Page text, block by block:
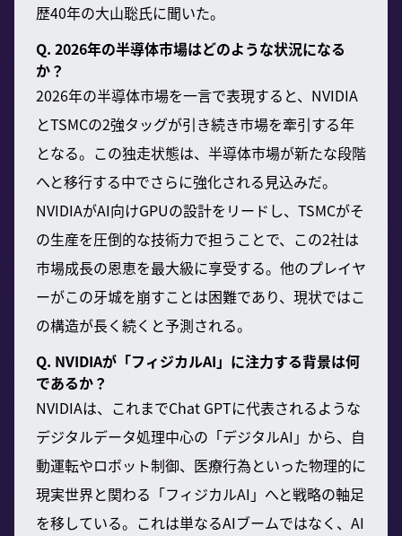
歴40年の大山聡氏に聞いた。
Q. 2026年の半導体市場はどのような状況になる
か？
2026年の半導体市場を一言で表現すると、NVIDIA
とTSMCの2強タッグが引き続き市場を牽引する年
となる。この独走状態は、半導体市場が新たな段階
へと移行する中でさらに強化される見込みだ。
NVIDIAがAI向けGPUの設計をリードし、TSMCがそ
の生産を圧倒的な技術力で担うことで、この2社は
市場成長の恩恵を最大級に享受する。他のプレイヤ
ーがこの牙城を崩すことは困難であり、現状ではこ
の構造が長く続くと予測される。
Q. NVIDIAが「フィジカルAI」に注力する背景は何
であるか？
NVIDIAは、これまでChat GPTに代表されるような
デジタルデータ処理中心の「デジタルAI」から、自
動運転やロボット制御、医療行為といった物理的に
現実世界と関わる「フィジカルAI」へと戦略の軸足
を移している。これは単なるAIブームではなく、AI